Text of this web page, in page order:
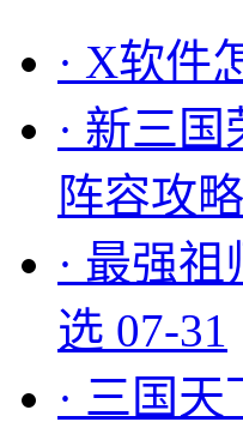
· X软件
· 新三国
阵容攻略
· 最强祖
选 07-31
· 三国天